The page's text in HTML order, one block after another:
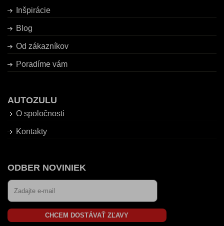
Inšpirácie
Blog
Od zákazníkov
Poradíme vám
AUTOZULU
O spoločnosti
Kontakty
ODBER NOVINIEK
CHCEM DOSTÁVAŤ ZĽAVY